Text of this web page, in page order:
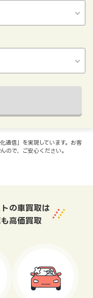
通信」を実現しています。お客
ので、ご安心ください。
の車買取は
高価買取